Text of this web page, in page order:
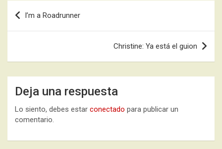
Navegación
de
I’m a Roadrunner
Christine: Ya está el guion
Deja una respuesta
Lo siento, debes estar conectado para publicar un
comentario.